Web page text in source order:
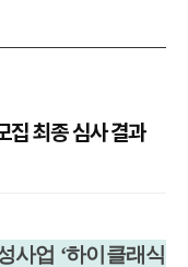
집 최종 심사 결과
사업 ‘하이클래식